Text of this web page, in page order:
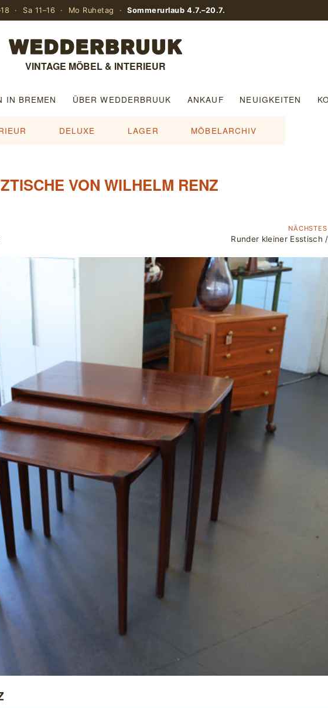
· Sa 11–16 · Mo Ruhetag ·Sommerurlaub 4.7.–20.7.
VINTAGE MÖBEL & INTERIEUR
IN BREMEN ÜBER WEDDERBRUUK ANKAUF NEUIGKEITEN
DELUXE LAGER MÖBELARCHIV
VON WILHELM RENZ
Runder kleiner Esstisch